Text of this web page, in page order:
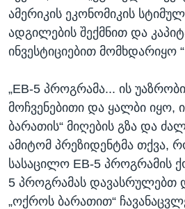
ამერიკის ეკონომიკის
ადგილების შექმნით და
ინვესტიციებით მომხდარიყო
„EB-5 პროგრამა... ის
მოჩვენებითი და ყალბი იყო,
ბარათის“ მიღების გზა და
ამიტომ პრეზიდენტმა თქვა,
სასაცილო EB-5 პროგრამის
5 პროგრამას დავასრულებთ
„ოქროს ბარათით“